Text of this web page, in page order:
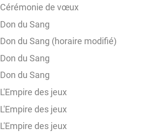
Cérémonie de vœux
Don du Sang
Don du Sang (horaire modifié)
Don du Sang
Don du Sang
L'Empire des jeux
L'Empire des jeux
L'Empire des jeux